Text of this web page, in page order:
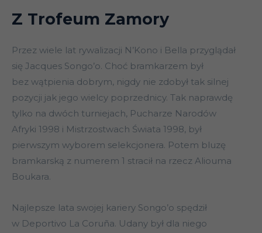
Z Trofeum Zamory
Przez wiele lat rywalizacji N’Kono i Bella przyglądał
się Jacques Songo’o. Choć bramkarzem był
bez wątpienia dobrym, nigdy nie zdobył tak silnej
pozycji jak jego wielcy poprzednicy. Tak naprawdę
tylko na dwóch turniejach, Pucharze Narodów
Afryki 1998 i Mistrzostwach Świata 1998, był
pierwszym wyborem selekcjonera. Potem bluzę
bramkarską z numerem 1 stracił na rzecz Aliouma
Boukara.
Najlepsze lata swojej kariery Songo’o spędził
w Deportivo La Coruña. Udany był dla niego